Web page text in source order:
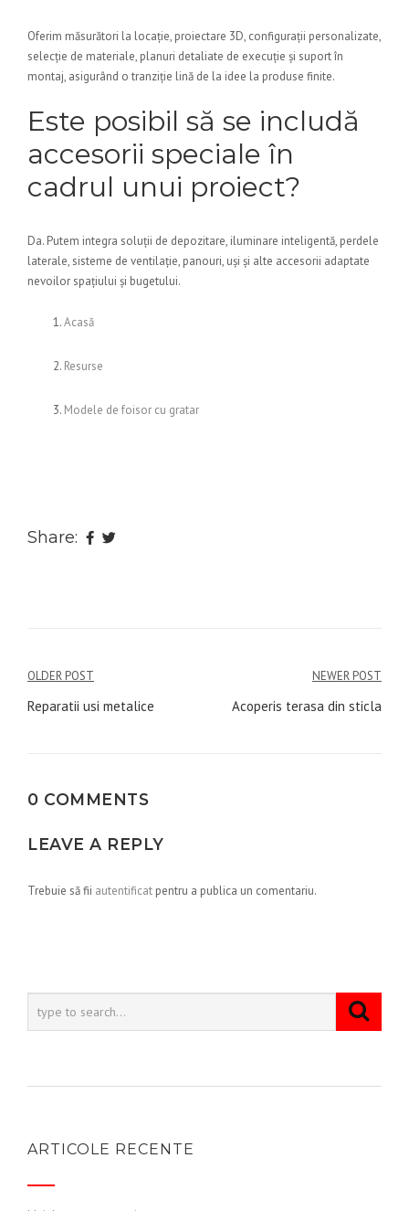
Oferim măsurători la locație, proiectare 3D, configurații personalizate,
selecție de materiale, planuri detaliate de execuție și suport în
montaj, asigurând o tranziție lină de la idee la produse finite.
Este posibil să se includă
accesorii speciale în
cadrul unui proiect?
Da. Putem integra soluții de depozitare, iluminare inteligentă, perdele
laterale, sisteme de ventilație, panouri, uși și alte accesorii adaptate
nevoilor spațiului și bugetului.
Acasă
Resurse
Modele de foisor cu gratar
Share:
Navigare
în
OLDER POST
Reparatii usi metalice
NEWER POST
Acoperis terasa din sticla
0 COMMENTS
LEAVE A REPLY
Trebuie să fii autentificat pentru a publica un comentariu.
ARTICOLE RECENTE